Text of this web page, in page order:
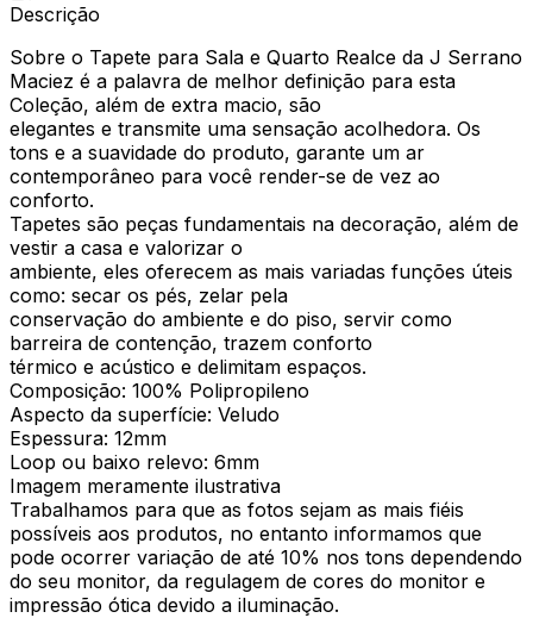
Descrição
Sobre o Tapete para Sala e Quarto Realce da J Serrano
Maciez é a palavra de melhor definição para esta
Coleção, além de extra macio, são
elegantes e transmite uma sensação acolhedora. Os
tons e a suavidade do produto, garante um ar
contemporâneo para você render-se de vez ao
conforto.
Tapetes são peças fundamentais na decoração, além de
vestir a casa e valorizar o
ambiente, eles oferecem as mais variadas funções úteis
como: secar os pés, zelar pela
conservação do ambiente e do piso, servir como
barreira de contenção, trazem conforto
térmico e acústico e delimitam espaços.
Composição: 100% Polipropileno
Aspecto da superfície: Veludo
Espessura: 12mm
Loop ou baixo relevo: 6mm
Imagem meramente ilustrativa
Trabalhamos para que as fotos sejam as mais fiéis
possíveis aos produtos, no entanto informamos que
pode ocorrer variação de até 10% nos tons dependendo
do seu monitor, da regulagem de cores do monitor e
impressão ótica devido a iluminação.